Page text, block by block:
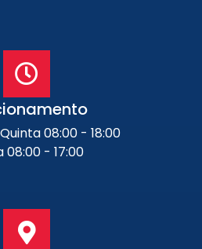
08:00 - 18:00
08:00 - 17:00